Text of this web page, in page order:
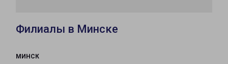
Филиалы в Минске
МИНСК